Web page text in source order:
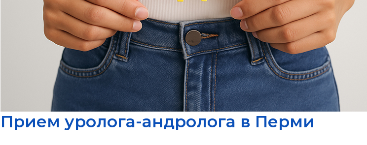
Прием уролога-андролога в Перми